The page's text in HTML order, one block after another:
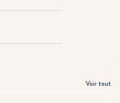
Voir tout